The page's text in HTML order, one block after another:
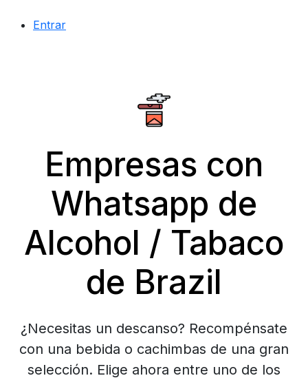
Entrar
Empresas con
Whatsapp de
Alcohol / Tabaco
de Brazil
¿Necesitas un descanso? Recompénsate
con una bebida o cachimbas de una gran
selección. Elige ahora entre uno de los